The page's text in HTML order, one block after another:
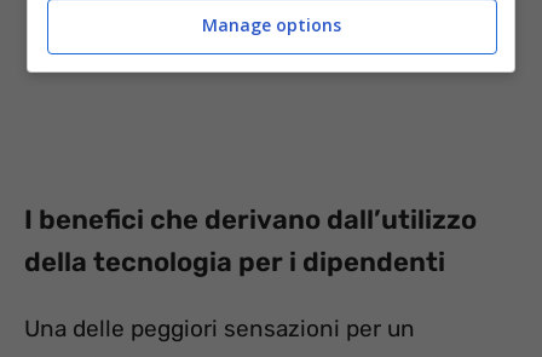
I benefici che derivano dall’utilizzo
della tecnologia per i dipendenti
Una delle peggiori sensazioni per un
Manage options